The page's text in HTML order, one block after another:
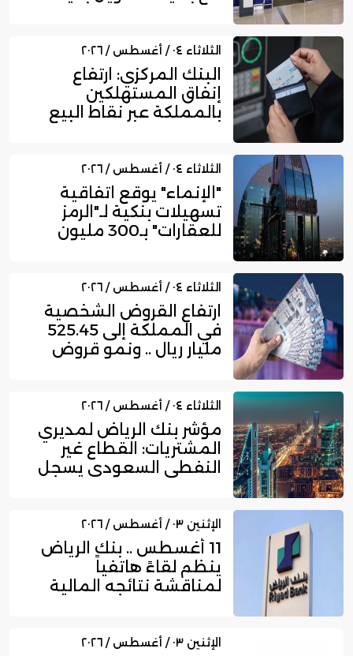
الثلاثاء ٠٤ / أغسطس / ٢٠٢٦
البنك المركزي: ارتفاع
إنفاق المستهلكين
بالمملكة عبر نقاط البيع
الثلاثاء ٠٤ / أغسطس / ٢٠٢٦
"الإنماء" يوقع اتفاقية
تسهيلات بنكية لـ"الرمز
للعقارات" بـ300 مليون
الثلاثاء ٠٤ / أغسطس / ٢٠٢٦
ارتفاع القروض الشخصية
في المملكة إلى 525.45
مليار ريال .. ونمو قروض
الثلاثاء ٠٤ / أغسطس / ٢٠٢٦
مؤشر بنك الرياض لمديري
المشتريات: القطاع غير
النفطي السعودي يسجل
الإثنين ٠٣ / أغسطس / ٢٠٢٦
11 أغسطس .. بنك الرياض
ينظم لقاءً هاتفياً
لمناقشة نتائجه المالية
الإثنين ٠٣ / أغسطس / ٢٠٢٦